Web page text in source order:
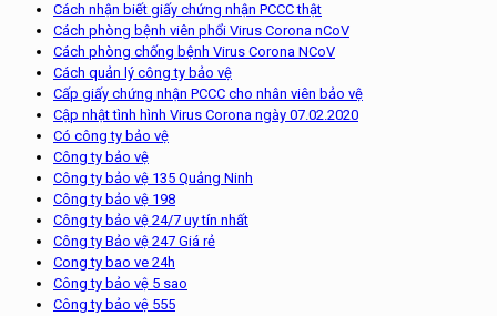
Cách nhận biết giấy chứng nhận PCCC thật
Cách phòng bệnh viên phổi Virus Corona nCoV
Cách phòng chống bệnh Virus Corona NCoV
Cách quản lý công ty bảo vệ
Cấp giấy chứng nhận PCCC cho nhân viên bảo vệ
Cập nhật tình hình Virus Corona ngày 07.02.2020
Có công ty bảo vệ
Công ty bảo vệ
Công ty bảo vệ 135 Quảng Ninh
Công ty bảo vệ 198
Công ty bảo vệ 24/7 uy tín nhất
Công ty Bảo vệ 247 Giá rẻ
Cong ty bao ve 24h
Công ty bảo vệ 5 sao
Công ty bảo vệ 555